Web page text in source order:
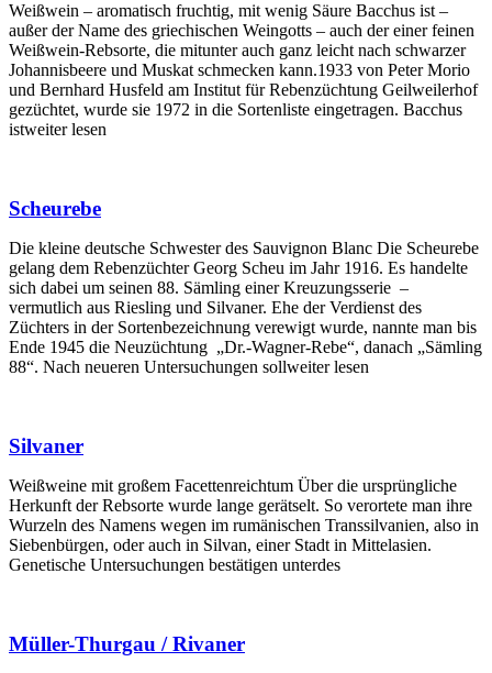
Weißwein – aromatisch fruchtig, mit wenig Säure Bacchus ist –
außer der Name des griechischen Weingotts – auch der einer feinen
Weißwein-Rebsorte, die mitunter auch ganz leicht nach schwarzer
Johannisbeere und Muskat schmecken kann.1933 von Peter Morio
und Bernhard Husfeld am Institut für Rebenzüchtung Geilweilerhof
gezüchtet, wurde sie 1972 in die Sortenliste eingetragen. Bacchus
istweiter lesen
Scheurebe
Die kleine deutsche Schwester des Sauvignon Blanc Die Scheurebe
gelang dem Rebenzüchter Georg Scheu im Jahr 1916. Es handelte
sich dabei um seinen 88. Sämling einer Kreuzungsserie –
vermutlich aus Riesling und Silvaner. Ehe der Verdienst des
Züchters in der Sortenbezeichnung verewigt wurde, nannte man bis
Ende 1945 die Neuzüchtung „Dr.-Wagner-Rebe“, danach „Sämling
88“. Nach neueren Untersuchungen sollweiter lesen
Silvaner
Weißweine mit großem Facettenreichtum Über die ursprüngliche
Herkunft der Rebsorte wurde lange gerätselt. So verortete man ihre
Wurzeln des Namens wegen im rumänischen Transsilvanien, also in
Siebenbürgen, oder auch in Silvan, einer Stadt in Mittelasien.
Genetische Untersuchungen bestätigen unterdes
Müller-Thurgau / Rivaner